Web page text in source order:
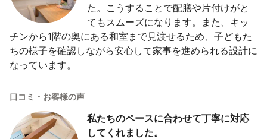
た。こうすることで配膳や片付けがと
てもスムーズになります。また、キッ
チンから1階の奥にある和室まで見渡せるため、子どもた
ちの様子を確認しながら安心して家事を進められる設計に
なっています。
口コミ・お客様の声
私たちのペースに合わせて丁寧に対応
してくれました。